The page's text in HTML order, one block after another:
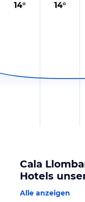
14° 14°
Cala
Hotels
Alle anzeigen